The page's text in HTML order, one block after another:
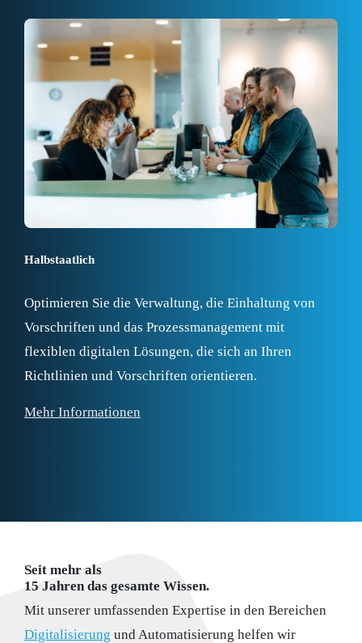
Halbstaatlich
Optimieren Sie die Verwaltung, die Einhaltung von
Vorschriften und das Prozessmanagement mit
flexiblen digitalen Lösungen, die sich an Ihren
Richtlinien und Vorschriften orientieren.
Mehr Informationen
Seit mehr als
15 Jahren das gesamte Wissen.
Mit unserer umfassenden Expertise in den Bereichen
Digitalisierung und Automatisierung helfen wir